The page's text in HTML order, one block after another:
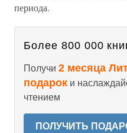
периода.
Более 800 000
Получи 2 месяца
подарок и
чтением
ПОЛУЧИТЬ